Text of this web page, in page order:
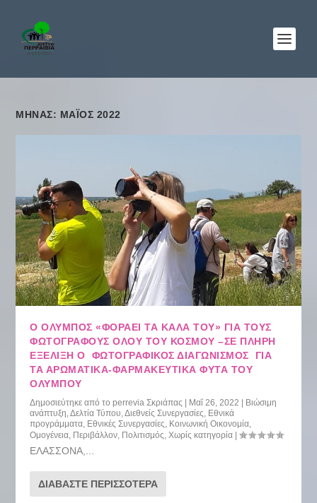
ΜΉΝΑΣ: ΜΆΙΟΣ 2022
Ο ΌΛΥΜΠΟΣ «ΦΟΡΆΕΙ ΤΑ ΚΑΛΆ ΤΟΥ» ΓΙΑ ΤΟΥΣ
ΦΩΤΟΓΡΆΦΟΥΣ ΌΛΟΥ ΤΟΥ ΚΌΣΜΟΥ –ΣΕ ΠΛΉΡΗ
ΕΞΈΛΙΞΗ Ο ΦΩΤΟΓΡΑΦΙΚΌΣ ΔΙΑΓΩΝΙΣΜΌΣ ΓΙΑ
ΤΑ ΑΡΩΜΑΤΙΚΆ-ΦΑΡΜΑΚΕΥΤΙΚΆ ΦΥΤΆ ΤΟΥ
ΟΛΎΜΠΟΥ
Δημοσιεύτηκε από τοperrevia Σκριάπας | Μαΐ 26, 2022 | Βιώσιμη
ανάπτυξη ,Δελτία Τύπου ,Διεθνείς Συνεργασίες Εθνικά
προγράμματα Εθνικές Συνεργασίες Κοινωνική Οικονομία
Ομογένεια Περιβάλλον Πολιτισμός Χωρίς κατηγορία |
ΕΛΑΣΣΟΝΑ,...
ΔΙΑΒΆΣΤΕ ΠΕΡΙΣΣΌΤΕΡΑ